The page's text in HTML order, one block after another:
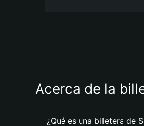
Acerca de la
¿Qué es una billetera de